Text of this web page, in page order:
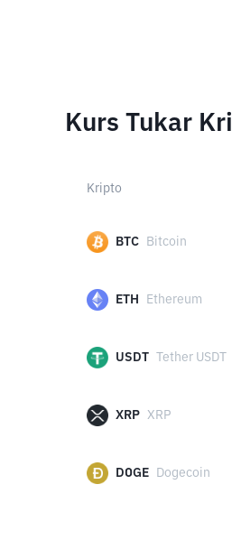
Kurs Tukar
Kripto
BTC Bitcoin
ETH Ethereum
USDT Tether USDT
XRP XRP
DOGE Dogecoin